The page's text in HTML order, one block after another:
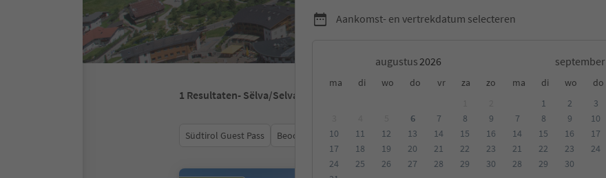
Aankomst- en vertrekdatum selecteren
augustus september
ma di wo do vr za zo ma di wo do
6 7 8
9
10
11 12 13 14 15
16
17
18 19 20 21 22
23
24
25 26 27 28 29
30
1 2 3
7
8 9 10
14
15 16 17
21
22 23 24
28
29 30
1 Resultaten- Sëlva/Selva di Val Gardena
Südtirol Guest Pass Beoordeling Categorie Type catering Duurzame accommodatie